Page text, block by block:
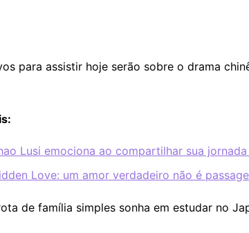
para assistir hoje serão sobre o drama
Lusi emociona ao compartilhar sua
Love: um amor verdadeiro não é
de família simples sonha em estudar no